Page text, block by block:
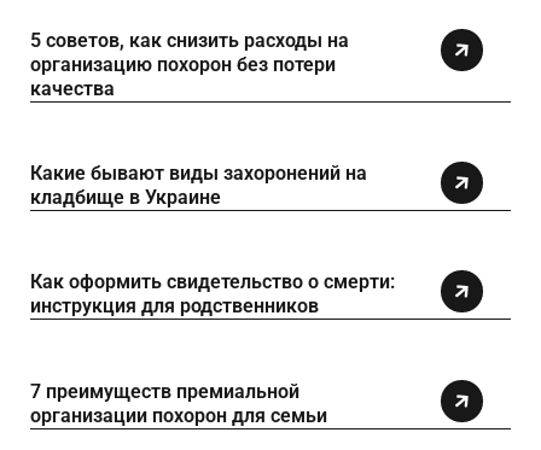
5 советов, как снизить расходы на
организацию похорон без потери
качества
Какие бывают виды захоронений на
кладбище в Украине
Как оформить свидетельство о смерти:
инструкция для родственников
7 преимуществ премиальной
организации похорон для семьи